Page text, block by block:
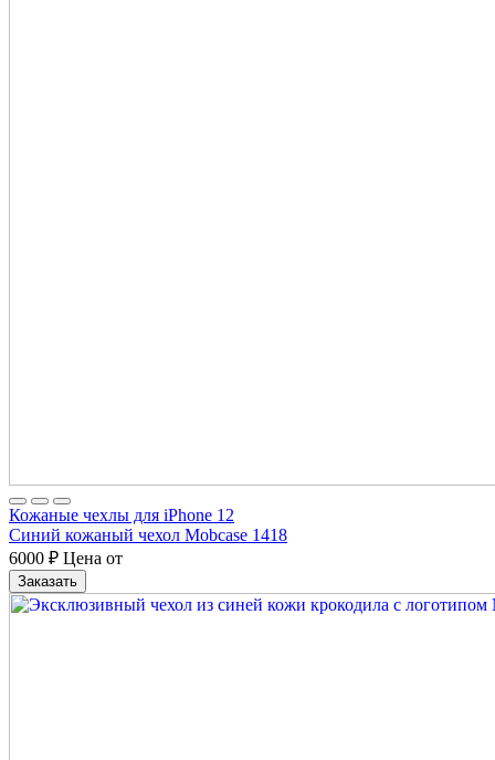
Кожаные чехлы для iPhone 12
Синий кожаный чехол Mobcase 1418
6000 ₽ Цена от
Заказать